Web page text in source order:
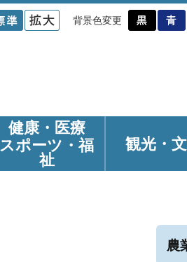
背景色変更
健康・医療
スポーツ・福
祉
観光・
農